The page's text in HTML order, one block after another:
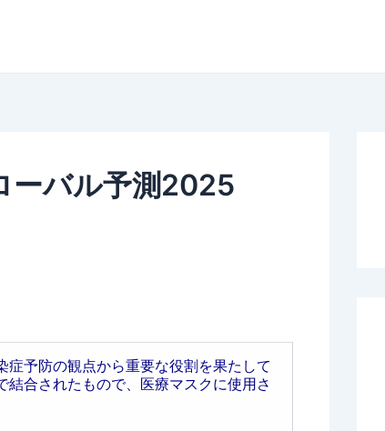
ーバル予測2025
予防の観点から重要な役割を果たして
合されたもので、医療マスクに使用さ